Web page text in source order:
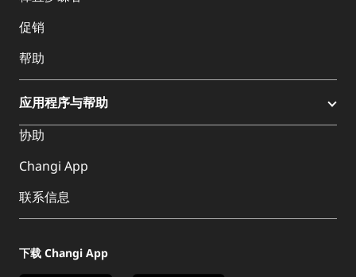
促销
帮助
应用程序与帮助
协助
Changi App
联系信息
下载 Changi App